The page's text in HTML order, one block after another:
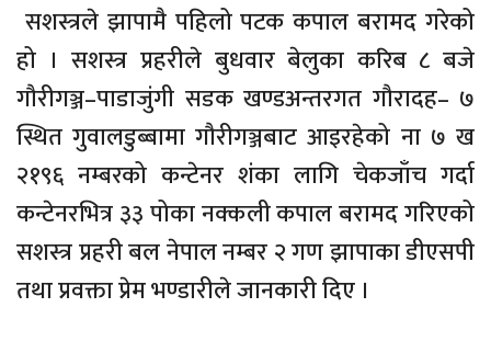
सशस्त्रले झापामै पहिलो पटक कपाल बरामद गरेको
हो । सशस्त्र प्रहरीले बुधवार बेलुका करिब ८ बजे
गौरीगञ्ज–पाडाजुंगी सडक खण्डअन्तरगत गौरादह– ७
स्थित गुवालडुब्बामा गौरीगञ्जबाट आइरहेको ना ७ ख
२१९६ नम्बरको कन्टेनर शंका लागि चेकजाँच गर्दा
कन्टेनरभित्र ३३ पोका नक्कली कपाल बरामद गरिएको
सशस्त्र प्रहरी बल नेपाल नम्बर २ गण झापाका डीएसपी
तथा प्रवक्ता प्रेम भण्डारीले जानकारी दिए ।